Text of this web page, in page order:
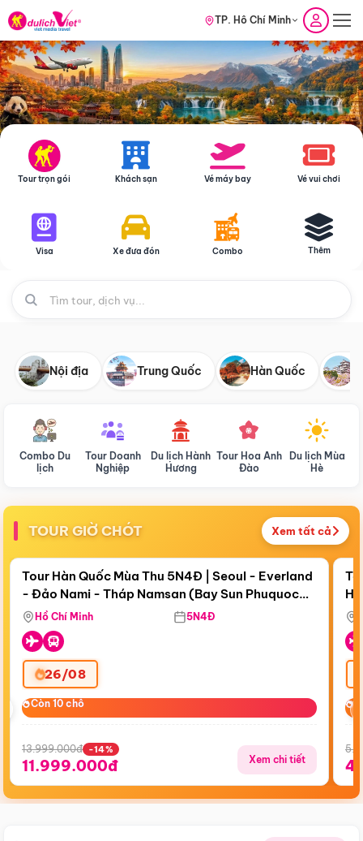
TP. Hồ Chí Minh
Tour trọn gói Khách sạn Vé máy bay Vé vui chơi
Visa Xe đưa đón Combo Thêm
Nội địa Trung Quốc Hàn Quốc
Combo Du
lịch
Tour Doanh
Nghiệp
Du lịch Hành
Hương
Tour Hoa Anh
Đào
Du lịch Mùa
Hè
TOUR GIỜ CHÓT Xem tất cả
Còn18 ngày 15:38:33
Bay Sun Phuquoc Airways
Điểm nổi bật
Tour Hàn Quốc Mùa Thu 5N4Đ | Seoul - Everland
- Đảo Nami - Tháp Namsan (Bay Sun Phuquoc
Airways)
Hồ Chí Minh 5N4Đ
26/08
Còn 10 chỗ
Còn 10 chỗ
13.999.000đ -14%
11.999.000đ Xem chi tiết